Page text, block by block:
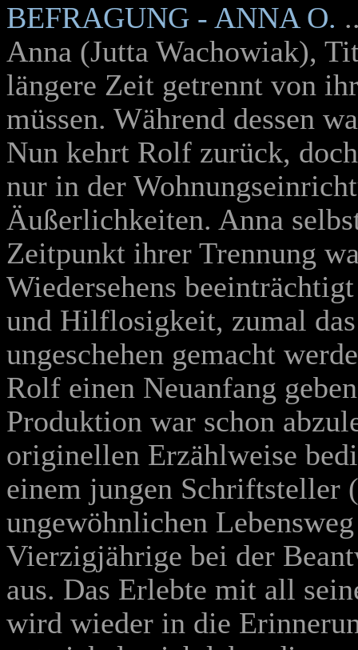
BEFRAGUNG - ANNA O.
Anna (Jutta Wachowiak),
längere Zeit getrennt von
müssen. Während dessen
Nun kehrt Rolf zurück,
nur in der
Äußerlichkeiten. Anna
Zeitpunkt ihrer Trennung
Wiedersehens
und Hilflosigkeit, zumal
ungeschehen gemacht
Rolf einen Neuanfang
Produktion war schon
originellen Erzählweise
einem jungen Schriftsteller
ungewöhnlichen
Vierzigjährige bei der
aus. Das Erlebte mit all
wird wieder in die